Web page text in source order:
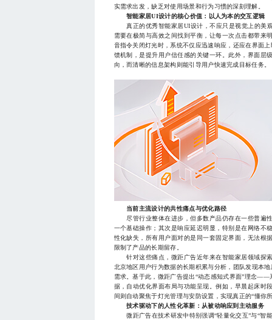
实需求出发，缺乏对使用场景和行为习惯的深刻理解。
智能家居UI设计的核心价值：以人为本的交互逻辑
真正的优秀智能家居UI设计，不应只是视觉上的美
需要在极简与高效之间找到平衡，让每一次点击都带来
音指令关闭灯光时，系统不仅应迅速响应，还应在界面
馈机制，是提升用户信任感的关键一环。此外，界面
向，而清晰的信息架构则能引导用户快速完成目标任务。
当前主流设计的共性痛点与优化路径
尽管行业整体在进步，但多数产品仍存在一些普遍
一个基础操作；其次是响应延迟明显，特别是在网络不
性化缺失，所有用户面对的是同一套固定界面，无法根
限制了产品的长期留存。
针对这些痛点，微距广告近年来在智能家居领域探
北京地区用户行为数据的长期积累与分析，团队发现本
需求。基于此，微距广告提出“动态感知式界面”理念
据，自动优化界面布局与功能呈现。例如，早晨起床时
间则自动聚焦于灯光管理与安防设置，实现真正的“懂你
技术驱动下的人性化革新：从被动响应到主动服务
微距广告在技术研发中特别强调“轻量化交互”与“智